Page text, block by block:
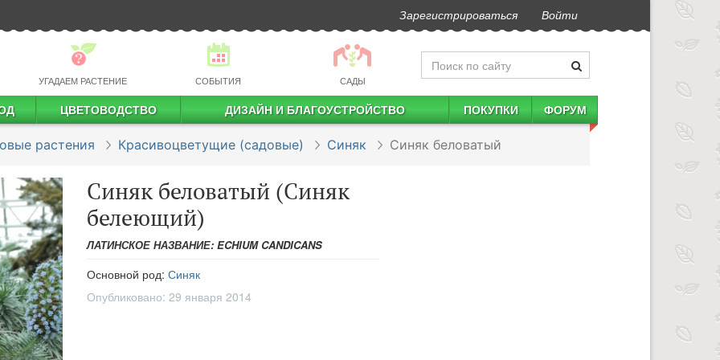
Зарегистрироваться Войти
УГАДАЕМ РАСТЕНИЕ СОБЫТИЯ САДЫ
ЦВЕТОВОДСТВО ДИЗАЙН И БЛАГОУСТРОЙСТВО ПОКУПКИ ФОРУМ
растения Красивоцветущие (садовые) Синяк Синяк беловатый
Синяк беловатый (Синяк
белеющий)
ЛАТИНСКОЕ НАЗВАНИЕ: ECHIUM CANDICANS
Основной род: Синяк
Опубликовано: 29 января 2014